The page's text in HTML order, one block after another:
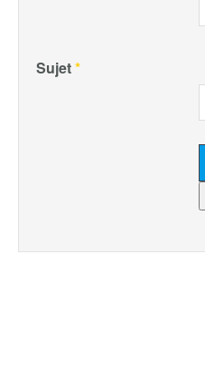
Sujet*